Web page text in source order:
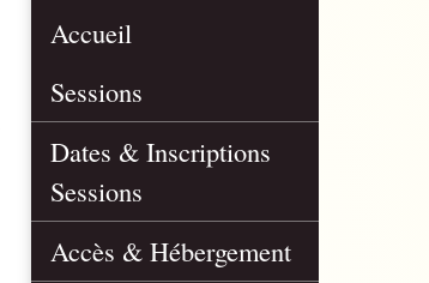
Accueil
Sessions
Dates & Inscriptions
Sessions
Accès & Hébergement